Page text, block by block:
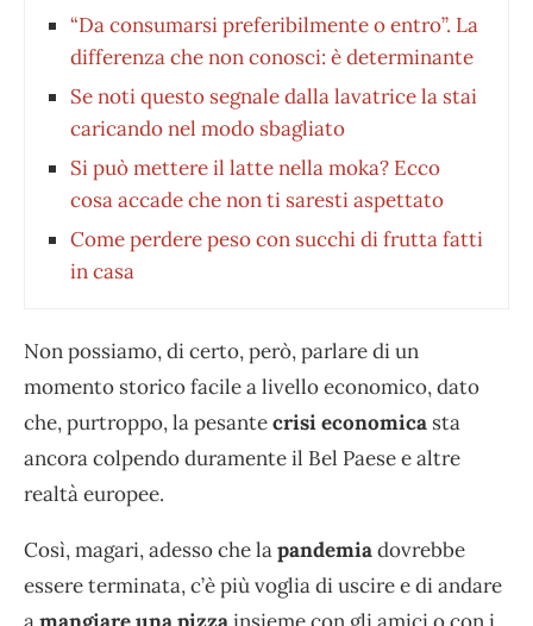
“Da consumarsi preferibilmente o entro”. La
differenza che non conosci: è determinante
Se noti questo segnale dalla lavatrice la stai
caricando nel modo sbagliato
Si può mettere il latte nella moka? Ecco
cosa accade che non ti saresti aspettato
Come perdere peso con succhi di frutta fatti
in casa
Non possiamo, di certo, però, parlare di un
momento storico facile a livello economico, dato
che, purtroppo, la pesantecrisi economica sta
ancora colpendo duramente il Bel Paese e altre
realtà europee.
Così, magari, adesso che lapandemiadovrebbe
essere terminata, c’è più voglia di uscire e di andare